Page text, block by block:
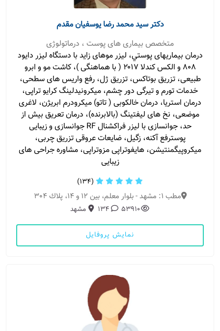
دکتر سید محمد رضا یوسفیان مقدم
متخصص بیماری های پوست ، درماتولوژی
درمان بيماريهای پوستي، لیزر موهای زاید با دستگاه لیزر دایود
۸۰۸ و الکس کندلا ۲۰۱۷ ( با هماهنگی )، کاشت مو و ابرو
طبیعی، تزریق بوتاکس، تزریق ژل، رفع واریس های سطحی،
خدمات تورم و تیرگی دور چشم، میکرونیدلینگ کرایو تراپی،
درمان استریا، درمان خالکوبی ( تاتو) میکرودرم ابریژن، لاغری
موضعی، نخ های لیفتینگ (بالابرنده)، درمان تعریق بیش از
حد، جوانسازی با لیزر فراکشنال RF جوانسازی و زیبایی
پوسترفع آکنه، زگیل، ضایعات عروقی تزریق چربی،
میکروپیگمنتیشن، هایفوتراپی مزوتراپی، مشاوره جراحی های
زیبایی
(134)
مطب 1: مشهد - بلوار معلم، بين ١٢ و ١٤، پلاك ٣٠٤
53910
134 مشهد
نمایش پروفایل